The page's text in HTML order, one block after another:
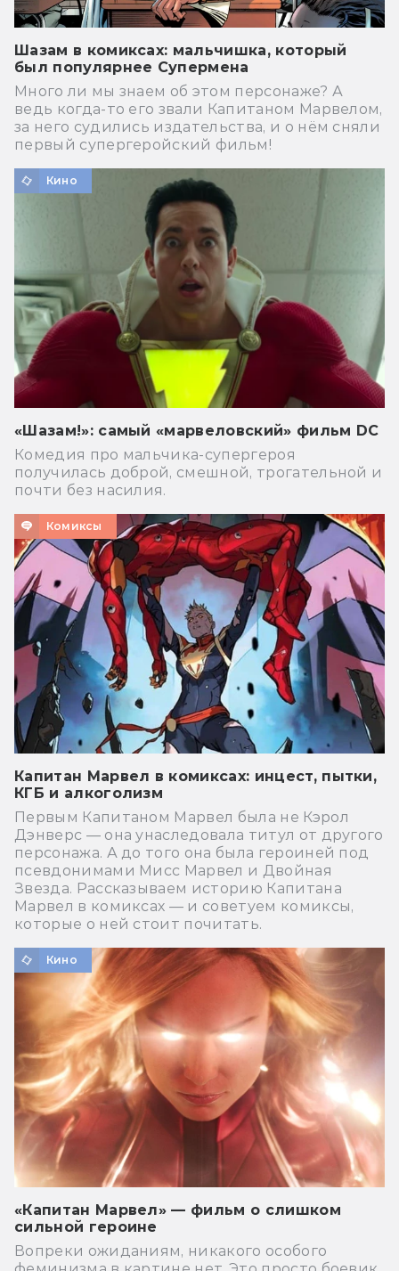
Шазам в комиксах: мальчишка, который
был популярнее Супермена
Много ли мы знаем об этом персонаже? А
ведь когда-то его звали Капитаном Марвелом,
за него судились издательства, и о нём сняли
первый супергеройский фильм!
Кино
«Шазам!»: самый «марвеловский» фильм DC
Комедия про мальчика-супергероя
получилась доброй, смешной, трогательной и
почти без насилия.
Комиксы
Капитан Марвел в комиксах: инцест, пытки,
КГБ и алкоголизм
Первым Капитаном Марвел была не Кэрол
Дэнверс — она унаследовала титул от другого
персонажа. А до того она была героиней под
псевдонимами Мисс Марвел и Двойная
Звезда. Рассказываем историю Капитана
Марвел в комиксах — и советуем комиксы,
которые о ней стоит почитать.
Кино
«Капитан Марвел» — фильм о слишком
сильной героине
Вопреки ожиданиям, никакого особого